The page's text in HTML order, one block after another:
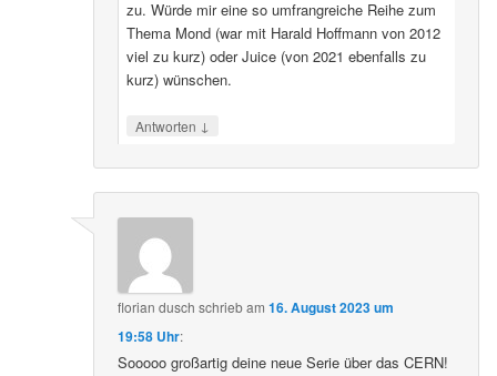
zu. Würde mir eine so umfrangreiche Reihe zum
Thema Mond (war mit Harald Hoffmann von 2012
viel zu kurz) oder Juice (von 2021 ebenfalls zu
kurz) wünschen.
Antworten ↓
florian dusch schriebam16. August 2023 um
19:58 Uhr:
Sooooo großartig deine neue Serie über das CERN!